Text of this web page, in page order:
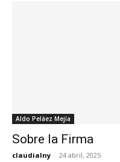
Aldo Peláez Mejía
Sobre la Firma
claudialny - 24 abril, 2025